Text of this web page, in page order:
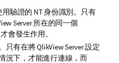
用驗證的 NT 身份識別。只有
Server 所在的同一個
會發生作用。
只有在將 QlikView Server 設定
況下，才能進行連線，而